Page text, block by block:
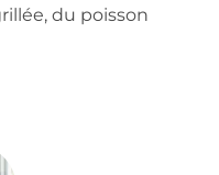
du poisson